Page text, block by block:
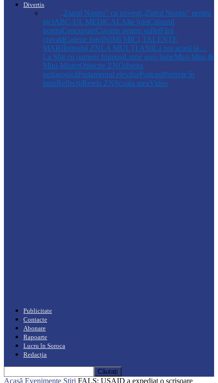
Divertis
,,Ziarul Nostru” cu povești„Ziarul Nostru” pentru
piciABC-UL MEDICALAlte ȘtiriCititorul
nostruConcursuriCuvinte pentru sufletFără
cravatăGalerie fotoINIMI MICI,TALENTE
MARIÎntreabă ZNLA MULŢI ANILa noi acasă la…
La Sfat cu oameni frumoșiLume soro lumeMini-Miss &
Mini-MisterObiectiv ZNOdiseea
pedagogicăParlamentul elevilorPodcastPortrete în
timpReflecțiiReteta ZNȘcoala meaVideo
Publicitate
Contacte
Abonare
Rapoarte
Lucru în Soroca
Redacția
Acasă Evenimente Știri FALS: USAID a expediat o scrisoare